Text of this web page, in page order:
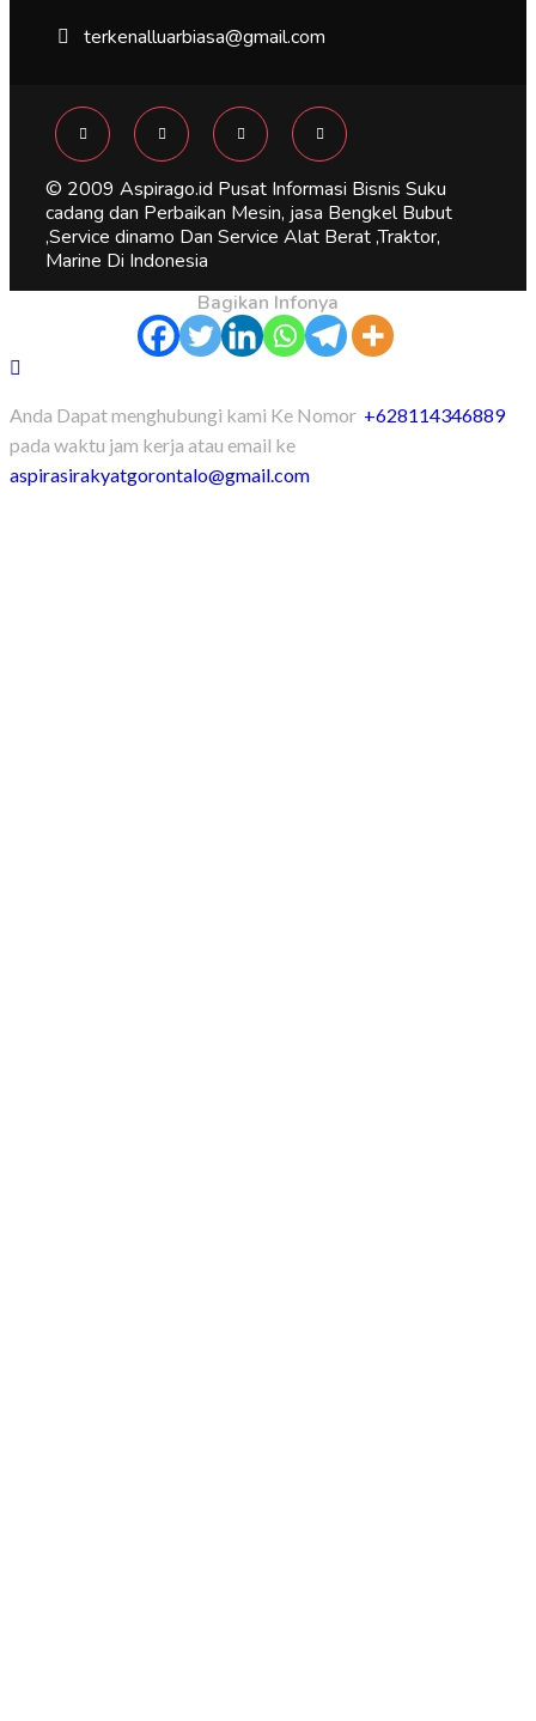
terkenalluarbiasa@gmail.com
© 2009 Aspirago.id Pusat Informasi Bisnis Suku
cadang dan Perbaikan Mesin, jasa Bengkel Bubut
,Service dinamo Dan Service Alat Berat ,Traktor,
Marine Di Indonesia
Bagikan Infonya
Anda Dapat menghubungi kami Ke Nomor +628114346889
pada waktu jam kerja atau email ke
aspirasirakyatgorontalo@gmail.com